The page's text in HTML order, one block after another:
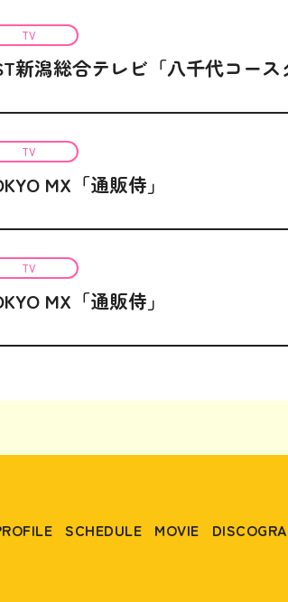
TV
新潟総合テレビ「八千代コース
TV
MX「通販侍」
TV
MX「通販侍」
SCHEDULE MOVIE